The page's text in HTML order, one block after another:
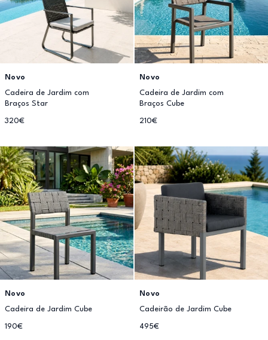
Novo
Cadeira de Jardim com
Braços Star
320€
Novo
Cadeira de Jardim com
Braços Cube
210€
Novo
Cadeira de Jardim Cube
190€
Novo
Cadeirão de Jardim Cube
495€